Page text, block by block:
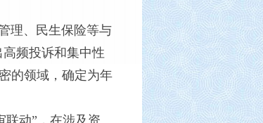
理、民生保险等与
频投诉和集中性
的领域，确定为年
联动”，在涉及资